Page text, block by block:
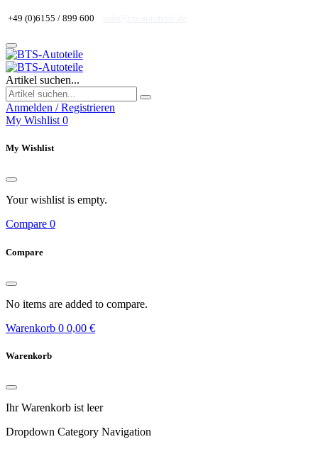
+49 (0)6155 / 899 600
Artikel suchen...
Anmelden / Registrieren
My Wishlist 0
My Wishlist
Your wishlist is empty.
Compare 0
Compare
No items are added to compare.
Warenkorb 0 0,00 €
Warenkorb
Ihr Warenkorb ist leer
Dropdown Category Navigation